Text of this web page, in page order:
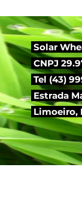
Solar
CNPJ
Tel (43)
Estrada
Limoeiro,